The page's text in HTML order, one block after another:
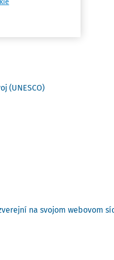
(UNESCO)
na svojom webovom